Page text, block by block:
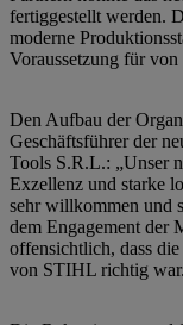
fertiggestellt werden.
moderne
Voraussetzung für
Den Aufbau der
Geschäftsführer der
Tools S.R.L.: „Unser
Exzellenz und starke
sehr willkommen und
dem Engagement der
offensichtlich, dass
von STIHL richtig